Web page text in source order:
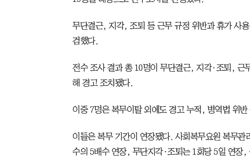
무단결근, 지각, 조퇴 등 근무 규정 위반과 휴가 사
검했다.
전수 조사 결과 총 10명이 무단결근, 지각·조퇴, 근
해 경고 조치됐다.
이중 7명은 복무이탈 외에도 경고 누적, 병역법 위
이들은 복무 기간이 연장됐다. 사회복무요원 복무관
수의 5배수 연장, 무단지각·조퇴는 1회당 5일 연장,